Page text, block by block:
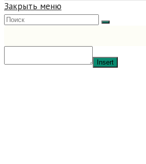
Закрыть меню
Insert